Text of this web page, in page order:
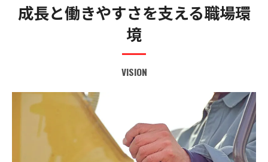
成長と働きやすさを支える職場環
境
VISION